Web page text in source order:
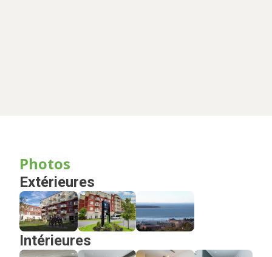
Photos
Extérieures
Intérieures